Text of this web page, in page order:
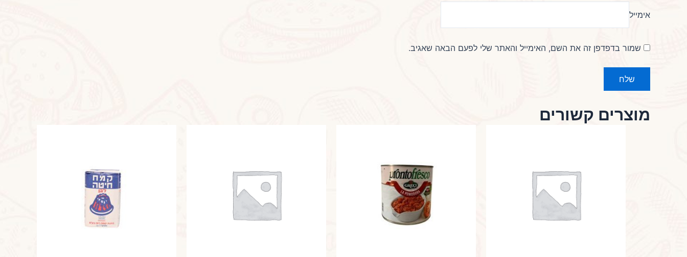
אימייל
שמור בדפדפן זה את השם, האימייל והאתר שלי לפעם הבאה שאגיב.
מוצרים קשורים